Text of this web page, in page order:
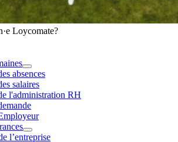
Loycomate?
absences
salaires
l'administration RH
l’entreprise